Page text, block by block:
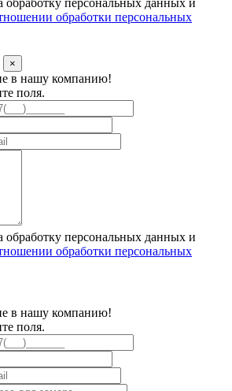
обработки персональных
×
в нашу компанию!
поля.
обработку персональных данных и
обработки персональных
в нашу компанию!
поля.